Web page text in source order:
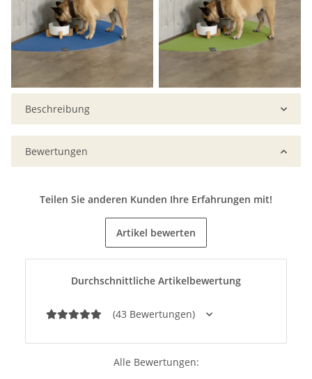
Beschreibung
Bewertungen
Durchschnittliche Artikelbewertung
(43 Bewertungen)
Teilen Sie anderen Kunden Ihre Erfahrungen mit!
Artikel bewerten
Alle Bewertungen: